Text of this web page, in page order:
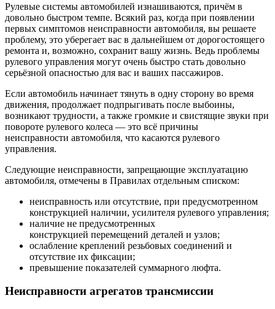
Рулевые системы автомобилей изнашиваются, причём в
довольно быстром темпе. Всякий раз, когда при появлении
первых симптомов неисправности автомобиля, вы решаете
проблему, это уберегает вас в дальнейшем от дорогостоящего
ремонта и, возможно, сохранит вашу жизнь. Ведь проблемы
рулевого управления могут очень быстро стать довольно
серьёзной опасностью для вас и ваших пассажиров.
Если автомобиль начинает тянуть в одну сторону во время
движения, продолжает подпрыгивать после выбоины,
возникают трудности, а также громкие и свистящие звуки при
повороте рулевого колеса — это всё причины
неисправности автомобиля, что касаются рулевого
управления.
Следующие неисправности, запрещающие эксплуатацию
автомобиля, отмечены в Правилах отдельным списком:
неисправность или отсутствие, при предусмотренном
конструкцией наличии, усилителя рулевого управления;
наличие не предусмотренных
конструкцией перемещений деталей и узлов;
ослабление креплений резьбовых соединений и
отсутствие их фиксации;
превышение показателей суммарного люфта.
Неисправности агрегатов трансмиссии